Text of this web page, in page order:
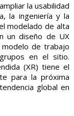
la usabilidad
la ingeniería y la
modelado de alta
un diseño de UX
de trabajo
en el sitio.
(XR) tiene el
para la próxima
global en